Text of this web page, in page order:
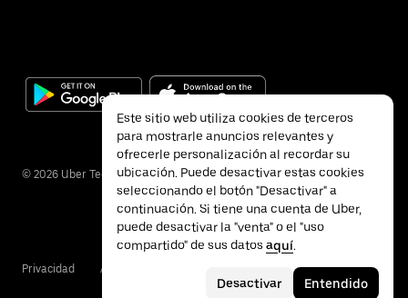
© 2026 Uber Technologies Inc.
Privacidad Accesibilidad
Este sitio web utiliza cookies de terceros
para mostrarle anuncios relevantes y
ofrecerle personalización al recordar su
ubicación. Puede desactivar estas cookies
seleccionando el botón "Desactivar" a
continuación. Si tiene una cuenta de Uber,
puede desactivar la "venta" o el "uso
compartido" de sus datos aquí.
Desactivar Entendido